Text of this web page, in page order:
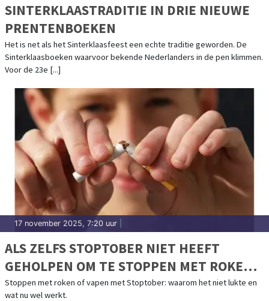
SINTERKLAASTRADITIE IN DRIE NIEUWE
PRENTENBOEKEN
Het is net als het Sinterklaasfeest een echte traditie geworden. De
Sinterklaasboeken waarvoor bekende Nederlanders in de pen klimmen.
Voor de 23e [...]
17 november 2025, 7:20 uur
ALS ZELFS STOPTOBER NIET HEEFT
GEHOLPEN OM TE STOPPEN MET ROKEN
OF VAPEN
Stoppen met roken of vapen met Stoptober: waarom het niet lukte en
wat nu wel werkt.